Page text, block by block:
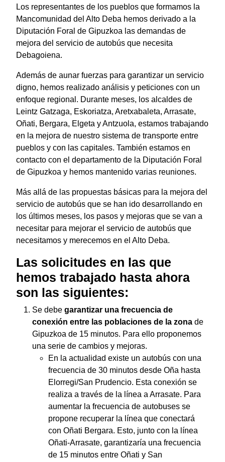
Los representantes de los pueblos que formamos la
Mancomunidad del Alto Deba hemos derivado a la
Diputación Foral de Gipuzkoa las demandas de
mejora del servicio de autobús que necesita
Debagoiena.
Además de aunar fuerzas para garantizar un servicio
digno, hemos realizado análisis y peticiones con un
enfoque regional. Durante meses, los alcaldes de
Leintz Gatzaga, Eskoriatza, Aretxabaleta, Arrasate,
Oñati, Bergara, Elgeta y Antzuola, estamos trabajando
en la mejora de nuestro sistema de transporte entre
pueblos y con las capitales. También estamos en
contacto con el departamento de la Diputación Foral
de Gipuzkoa y hemos mantenido varias reuniones.
Más allá de las propuestas básicas para la mejora del
servicio de autobús que se han ido desarrollando en
los últimos meses, los pasos y mejoras que se van a
necesitar para mejorar el servicio de autobús que
necesitamos y merecemos en el Alto Deba.
Las solicitudes en las que
hemos trabajado hasta ahora
son las siguientes:
Se debe garantizar una frecuencia de
conexión entre las poblaciones de la zona de
Gipuzkoa de 15 minutos. Para ello proponemos
una serie de cambios y mejoras.
En la actualidad existe un autobús con una
frecuencia de 30 minutos desde Oña hasta
Elorregi/San Prudencio. Esta conexión se
realiza a través de la línea a Arrasate. Para
aumentar la frecuencia de autobuses se
propone recuperar la línea que conectará
con Oñati Bergara. Esto, junto con la línea
Oñati-Arrasate, garantizaría una frecuencia
de 15 minutos entre Oñati y San